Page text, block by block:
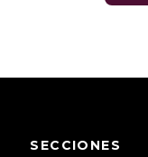
SECCIONES